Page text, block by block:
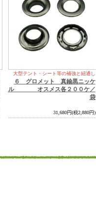
大型テント・シート等の補強と紐通し
６ グロメット 真鍮黒ニッケ
ル オスメス各２００ケ／
袋
31,680円(税2,880円)